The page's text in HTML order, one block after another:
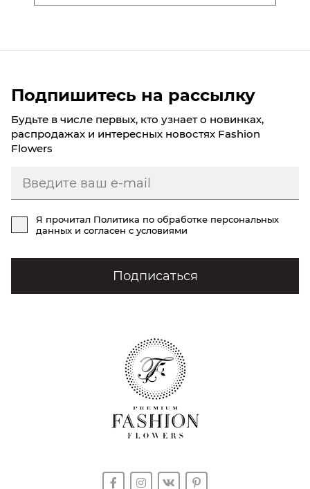
Подпишитесь на рассылку
Будьте в числе первых, кто узнает о новинках,
распродажах и интересных новостях Fashion
Flowers
Я прочитал Политика по обработке персональных
данных и согласен с условиями
Подписаться